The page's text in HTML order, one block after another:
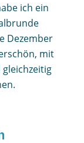
ich ein
Dezember
mit